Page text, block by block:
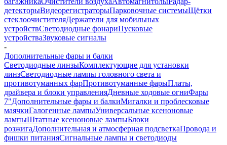
детекторыВидеорегистраторыПарковочные системыЩётки
стеклоочистителяДержатели для мобильных
устройствСветодиодные фонариПусковые
устройстваЗвуковые сигналы
-
Дополнительные фары и балки
Светодиодные линзыКомплектующие для установки
линзСветодиодные лампы головного света и
противотуманных фарПротивотуманные фарыПлаты,
драйвера и блоки управленияДневные ходовые огниФары
7"Дополнительные фары и балкиМигалки и проблесковые
маячкиГалогенные лампыУниверсальные ксеноновые
лампыШтатные ксеноновые лампыБлоки
розжигаДополнительная и атмосферная подсветкаПровода и
фишки питанияCигнальные лампы и светодиоды